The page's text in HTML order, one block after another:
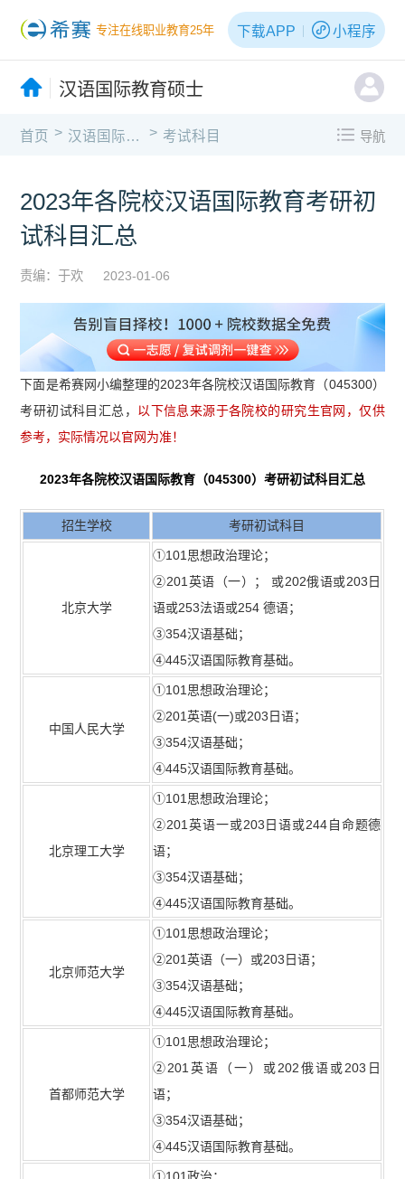
专注在线职业教育25年 下载APP 小程序
汉语国际教育硕士
首页 > 汉语国际教育硕士 > 考试科目 导航
2023年各院校汉语国际教育考研初
试科目汇总
责编：于欢 2023-01-06
下面是希赛网小编整理的2023年各院校汉语国际教育（045300）
考研初试科目汇总， 以下信息来源于各院校的研究生官网，仅供
参考，实际情况以官网为准！
2023年各院校汉语国际教育（045300）考研初试科目汇总
招生学校 考研初试科目
北京大学
①101思想政治理论；
②201英语（一）； 或202俄语或203日
语或253法语或254 德语；
③354汉语基础；
④445汉语国际教育基础。
中国人民大学
①101思想政治理论；
②201英语(一)或203日语；
③354汉语基础；
④445汉语国际教育基础。
北京理工大学
①101思想政治理论；
②201英语一或203日语或244自命题德
语；
③354汉语基础；
④445汉语国际教育基础。
北京师范大学
①101思想政治理论；
②201英语（一）或203日语；
③354汉语基础；
④445汉语国际教育基础。
首都师范大学
①101思想政治理论；
②201英语（一）或202俄语或203日
语；
③354汉语基础；
④445汉语国际教育基础。
①101政治；